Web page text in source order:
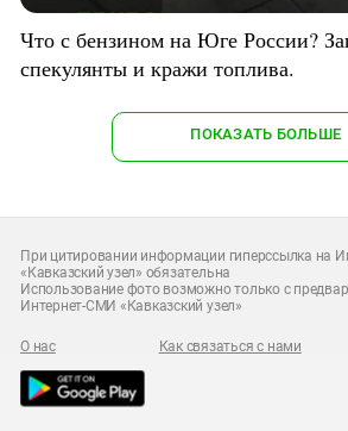
Что с бензином на Юге России?
спекулянты и кражи топлива.
ПОКАЗАТЬ БОЛЬШЕ
При цитировании информации гиперссылка на
«Кавказский узел» обязательна
Использование фото возможно только с
Интернет-СМИ «Кавказский узел»
О нас Как связаться с нами